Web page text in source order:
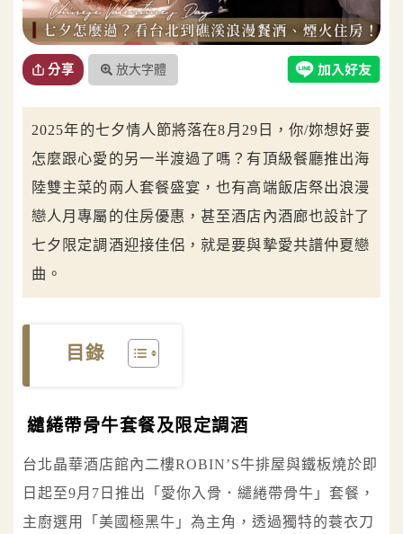
分享 放大字體
2025年的七夕情人節將落在8月29日，你/妳想好要
怎麼跟心愛的另一半渡過了嗎？有頂級餐廳推出海
陸雙主菜的兩人套餐盛宴，也有高端飯店祭出浪漫
戀人月專屬的住房優惠，甚至酒店內酒廊也設計了
七夕限定調酒迎接佳侶，就是要與摯愛共譜仲夏戀
曲。
目錄
繾綣帶骨牛套餐及限定調酒
台北晶華酒店館內二樓ROBIN’S牛排屋與鐵板燒於即
日起至9月7日推出「愛你入骨．繾綣帶骨牛」套餐，
主廚選用「美國極黑牛」為主角，透過獨特的蓑衣刀